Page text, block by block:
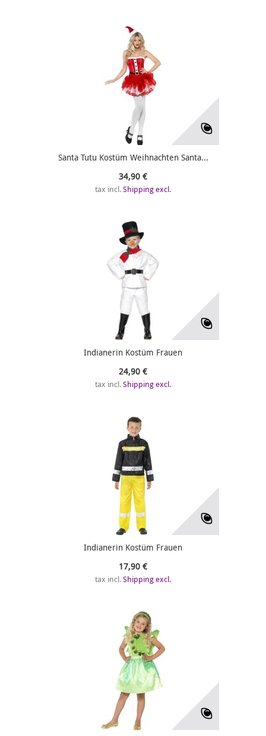
Santa Tutu Kostüm Weihnachten Santa...
34,90 €
tax incl.Shipping excl.
Indianerin Kostüm Frauen
24,90 €
tax incl.Shipping excl.
Indianerin Kostüm Frauen
17,90 €
tax incl.Shipping excl.